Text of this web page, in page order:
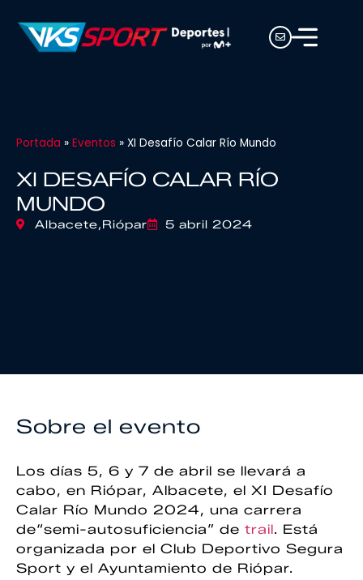
Portada » Eventos » XI Desafío Calar Río Mundo
XI DESAFÍO CALAR RÍO
MUNDO
Albacete,Riópar 5 abril 2024
Sobre el evento
Los días 5, 6 y 7 de abril se llevará a
cabo, en Riópar, Albacete, el XI Desafío
Calar Río Mundo 2024, una carrera
de“semi-autosuficiencia” de trail. Está
organizada por el Club Deportivo Segura
Sport y el Ayuntamiento de Riópar.